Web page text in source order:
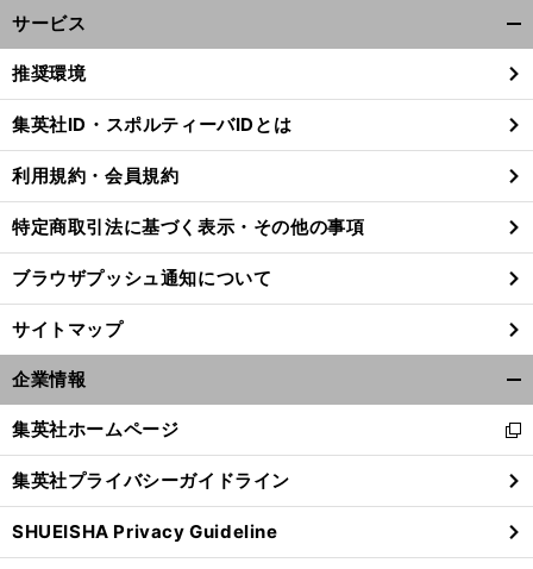
サービス
閉
る
推奨環境
集英社ID・スポルティーバIDとは
利用規約・会員規約
特定商取引法に基づく表示・その他の事項
ブラウザプッシュ通知について
サイトマップ
企業情報
閉
る
集英社ホームページ
新
し
い
ウ
ィ
ン
集英社プライバシーガイドライン
SHUEISHA Privacy Guideline